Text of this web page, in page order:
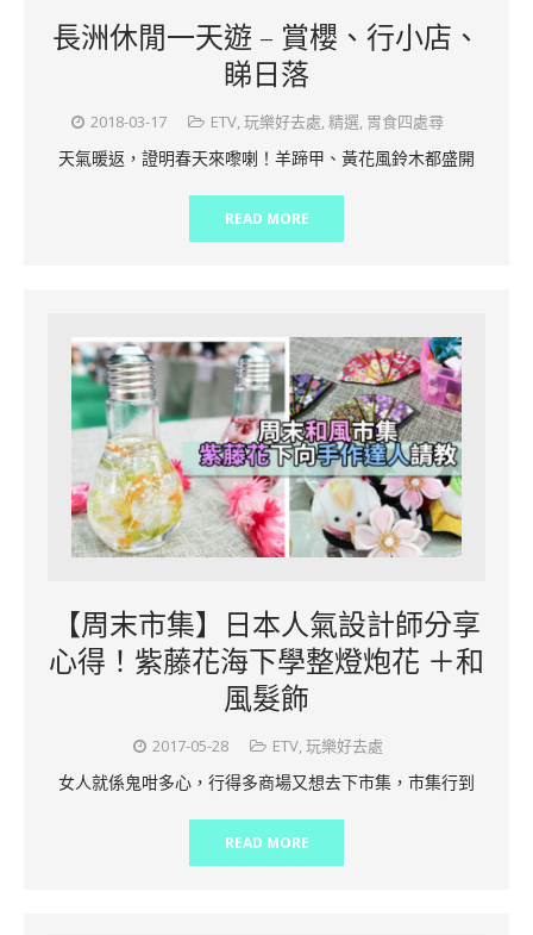
長洲休閒一天遊 – 賞櫻、行小店、
睇日落
2018-03-17 ETV,玩樂好去處,精選, 胃食四處尋
天氣暖返，證明春天來嚟喇！羊蹄甲、黃花風鈴木都盛開
READ MORE
【周末市集】日本人氣設計師分享
心得！紫藤花海下學整燈炮花 ＋和
風髮飾
2017-05-28 ETV, 玩樂好去處
女人就係鬼咁多心，行得多商場又想去下市集，市集行到
READ MORE